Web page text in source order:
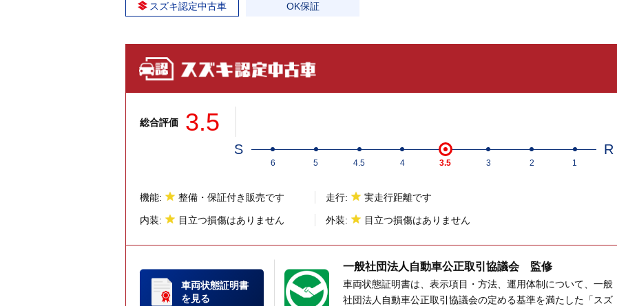
スズキ認定中古車 OK保証
総合評価 3.5
S R
6 5 4.5 4 3.5 3 2 1
機能: 整備・保証付き販売です 走行: 実走行距離です
内装: 目立つ損傷はありません 外装: 目立つ損傷はありません
車両状態証明書
を見る
一般社団法人 自動車公正取引協議会 監修
車両状態証明書は、表示項目・方法、運用体制について、一般
社団法人自動車公正取引協議会の定める基準を満たした「スズ